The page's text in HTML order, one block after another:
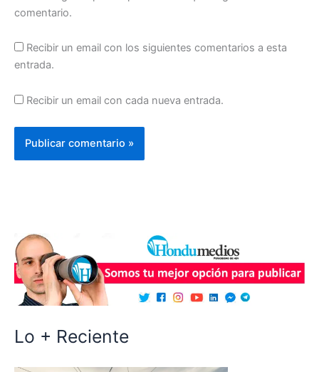
comentario.
Recibir un email con los siguientes comentarios a esta
entrada.
Recibir un email con cada nueva entrada.
Lo + Reciente